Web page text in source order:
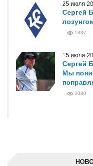
25 июля
Сергей
1837
15 июля
Сергей
Мы
2030